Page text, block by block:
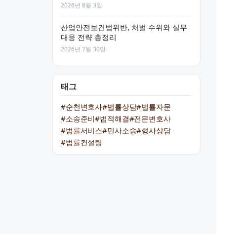
2026년 8월 3일
산업안전보건법위반, 처벌 수위와 실무
대응 전략 총정리
2026년 7월 30일
태그
#순천변호사#법률상담#법률자문
#소송준비#법적해결#전문변호사
#법률서비스#민사소송#형사상담
#법률컨설팅